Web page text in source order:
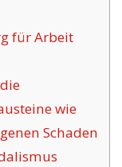
für Arbeit
wie
Schaden